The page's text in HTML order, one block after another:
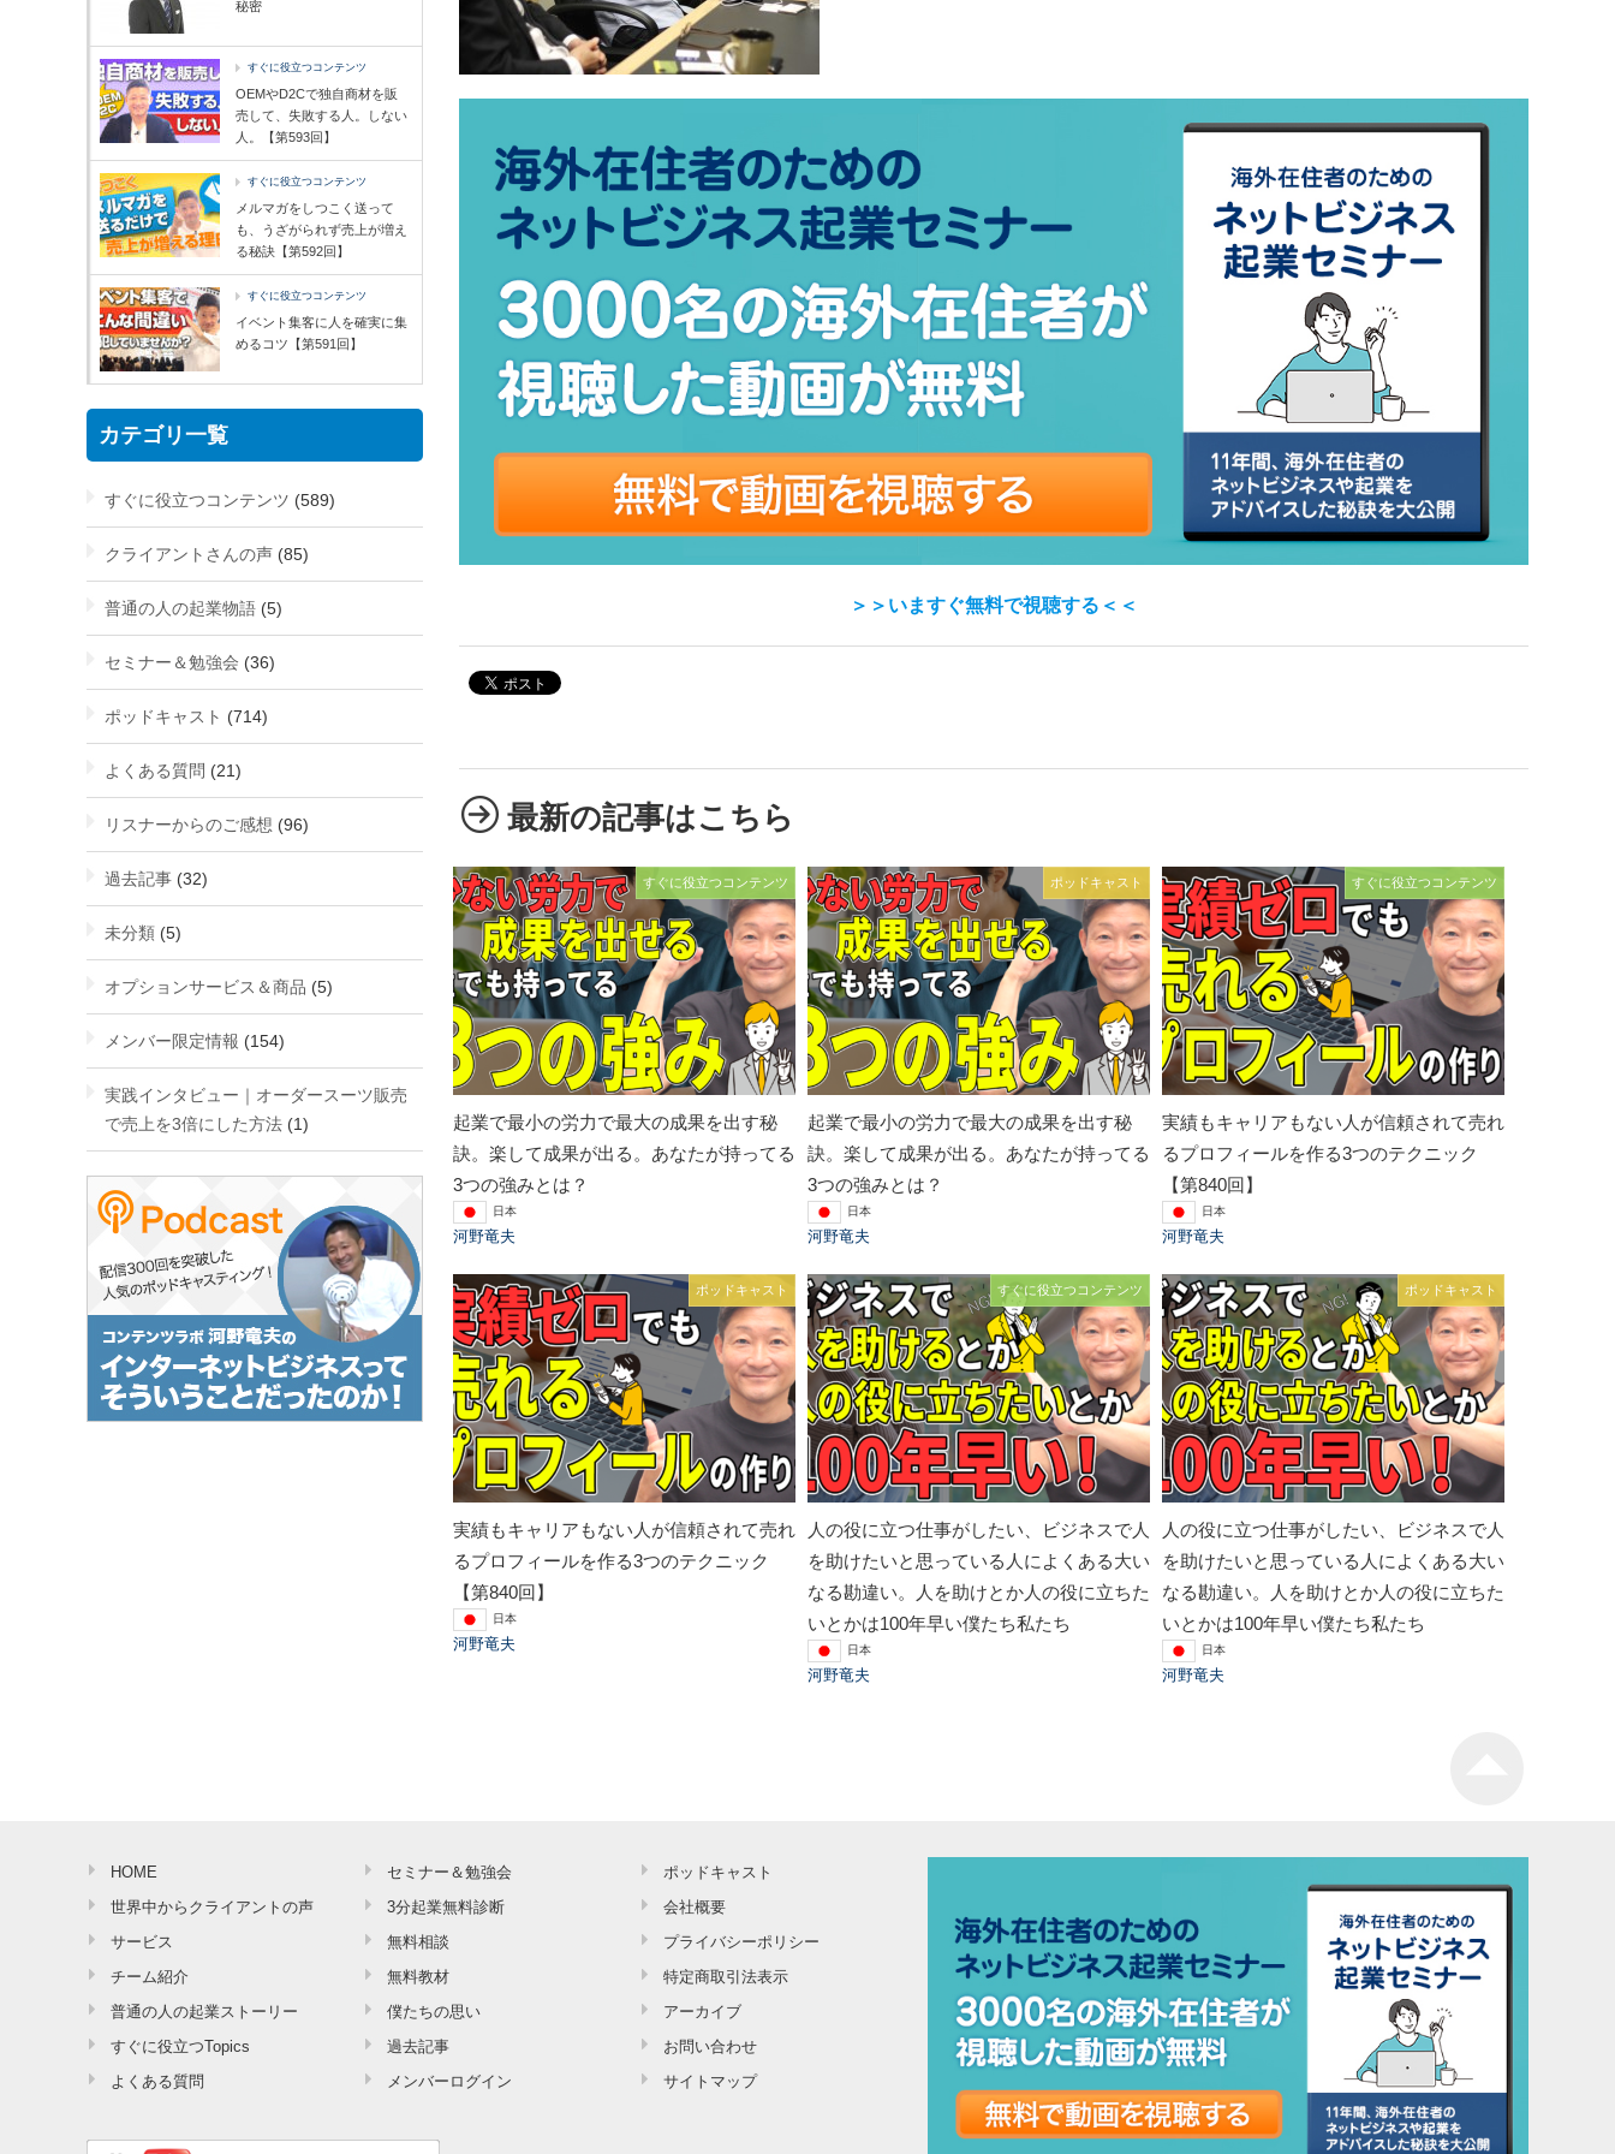
＞＞いますぐ無料で視聴する＜＜
最新の記事はこちら
すぐに役立つコンテンツ
起業で最小の労力で最大の成果を出す秘
訣。楽して成果が出る。あなたが持ってる
3つの強みとは？
日本
河野竜夫
ポッドキャスト
起業で最小の労力で最大の成果を出す秘
訣。楽して成果が出る。あなたが持ってる
3つの強みとは？
日本
河野竜夫
すぐに役立つコンテンツ
実績もキャリアもない人が信頼されて売れ
るプロフィールを作る3つのテクニック
【第840回】
日本
河野竜夫
ポッドキャスト
実績もキャリアもない人が信頼されて売れ
るプロフィールを作る3つのテクニック
【第840回】
日本
河野竜夫
すぐに役立つコンテンツ
人の役に立つ仕事がしたい、ビジネスで人
を助けたいと思っている人によくある大い
なる勘違い。人を助けとか人の役に立ちた
いとかは100年早い僕たち私たち
日本
河野竜夫
ポッドキャスト
人の役に立つ仕事がしたい、ビジネスで人
を助けたいと思っている人によくある大い
なる勘違い。人を助けとか人の役に立ちた
いとかは100年早い僕たち私たち
日本
河野竜夫
秘密
すぐに役立つコンテンツ
OEMやD2Cで独自商材を販
売して、失敗する人。しない
人。【第593回】
すぐに役立つコンテンツ
メルマガをしつこく送って
も、うざがられず売上が増え
る秘訣【第592回】
すぐに役立つコンテンツ
イベント集客に人を確実に集
めるコツ【第591回】
カテゴリ一覧
すぐに役立つコンテンツ (589)
クライアントさんの声 (85)
普通の人の起業物語 (5)
セミナー＆勉強会 (36)
ポッドキャスト (714)
よくある質問 (21)
リスナーからのご感想 (96)
過去記事 (32)
未分類 (5)
オプションサービス＆商品 (5)
メンバー限定情報 (154)
実践インタビュー｜オーダースーツ販売
で売上を3倍にした方法 (1)
HOME
世界中からクライアントの声
サービス
チーム紹介
普通の人の起業ストーリー
すぐに役立つTopics
よくある質問
セミナー＆勉強会
3分起業無料診断
無料相談
無料教材
僕たちの思い
過去記事
メンバーログイン
ポッドキャスト
会社概要
プライバシーポリシー
特定商取引法表示
アーカイブ
お問い合わせ
サイトマップ